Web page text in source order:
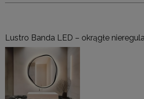
Lustro Banda LED – okrągłe